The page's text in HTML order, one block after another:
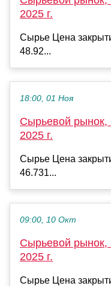
2025 г.
Сырье Цена
48.92...
18:00, 01 Ноя
Сырьевой рынок,
2025 г.
Сырье Цена
46.731...
09:00, 10 Окт
Сырьевой рынок,
2025 г.
Сырье Цена